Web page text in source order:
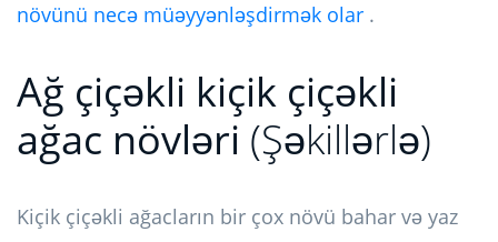
növünü necə müəyyənləşdirmək olar .
Ağ çiçəkli kiçik çiçəkli
ağac növləri (Şəkillərlə)
Kiçik çiçəkli ağacların bir çox növü bahar və yaz